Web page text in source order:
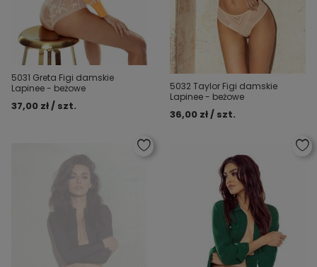
5031 Greta Figi damskie
Lapinee - beżowe
37,00 zł / szt.
5032 Taylor Figi damskie
Lapinee - beżowe
36,00 zł / szt.